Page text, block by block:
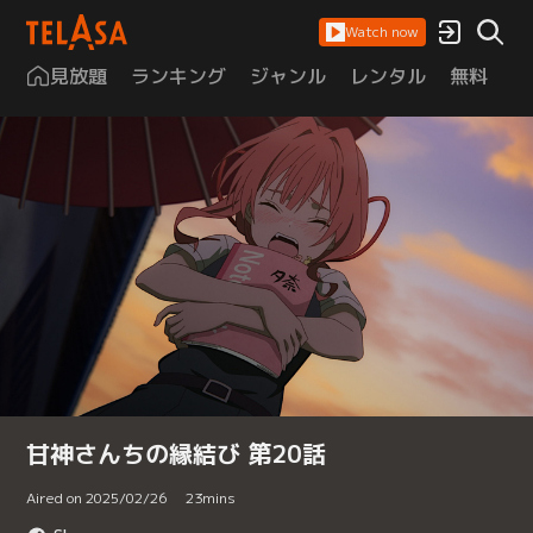
Watch now
見放題 ランキング ジャンル レンタル 無料
甘神さんちの縁結び 第20話
Aired on 2025/02/26 23mins